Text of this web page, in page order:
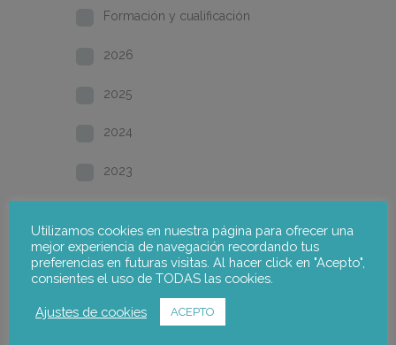
Formación y cualificación
2026
2025
2024
2023
2021
2020
Utilizamos cookies en nuestra página para ofrecer una
mejor experiencia de navegación recordando tus
preferencias en futuras visitas. Al hacer click en "Acepto",
consientes el uso de TODAS las cookies.
Ajustes de cookies ACEPTO